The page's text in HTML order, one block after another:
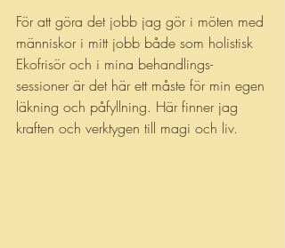
För att göra det jobb jag gör i möten med
människor i mitt jobb både som holistisk
Ekofrisör och i mina behandlings-
sessioner är det här ett måste för min egen
läkning och påfyllning. Här finner jag
kraften och verktygen till magi och liv.